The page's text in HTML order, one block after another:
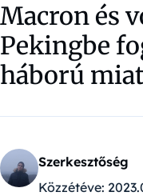
Macron és
Pekingbe
háború
Szerkesztőség
Közzétéve: